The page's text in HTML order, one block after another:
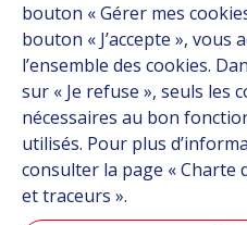
Suivez-nous
Linkedin
Instagram
bouton « Gérer mes
bouton « J’accepte », vous
l’ensemble des cookies.
sur « Je refuse », seuls les
nécessaires au bon
utilisés. Pour plus
consulter la page « Charte
et traceurs ».